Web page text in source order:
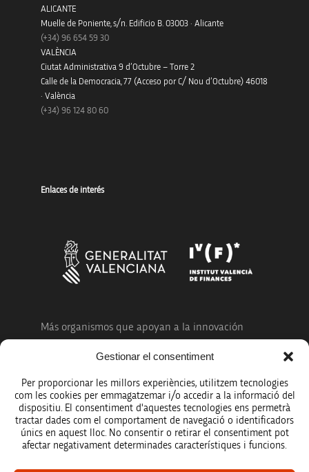
Gestionar el consentiment
Per proporcionar les millors experiències, utilitzem tecnologies
com les cookies per emmagatzemar i/o accedir a la informació del
dispositiu. El consentiment d'aquestes tecnologies ens permetrà
tractar dades com el comportament de navegació o identificadors
únics en aquest lloc. No consentir o retirar el consentiment pot
afectar negativament determinades característiques i funcions.
ALICANTE
Muelle de Poniente, s/n. Edificio B. 03003 · Alicante
(+34) 96 654 59 30
VALÈNCIA
Ciutat Administrativa 9 d’Octubre – Torre 2
Calle de la Democracia, 77 (Acceso por C/ Nou d’Octubre) 46018
· València
(+34) 96 124 80 60
Enlaces de interés
Más organismos que apoyan a la innovación
Avíso legal
Política de protección de datos